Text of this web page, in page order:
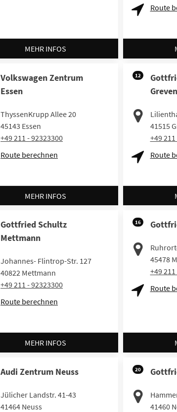
MEHR INFOS
Route
Volkswagen Zentrum
Essen
ThyssenKrupp Allee 20
45143 Essen
+49 211 - 92323300
Route berechnen
MEHR INFOS
12
41515
+49
Route
Gottfried Schultz
Mettmann
Johannes- Flintrop-Str. 127
40822 Mettmann
+49 211 - 92323300
Route berechnen
MEHR INFOS
16
45478
+49
Route
Audi Zentrum Neuss
Jülicher Landstr. 41-43
41464 Neuss
20
41460